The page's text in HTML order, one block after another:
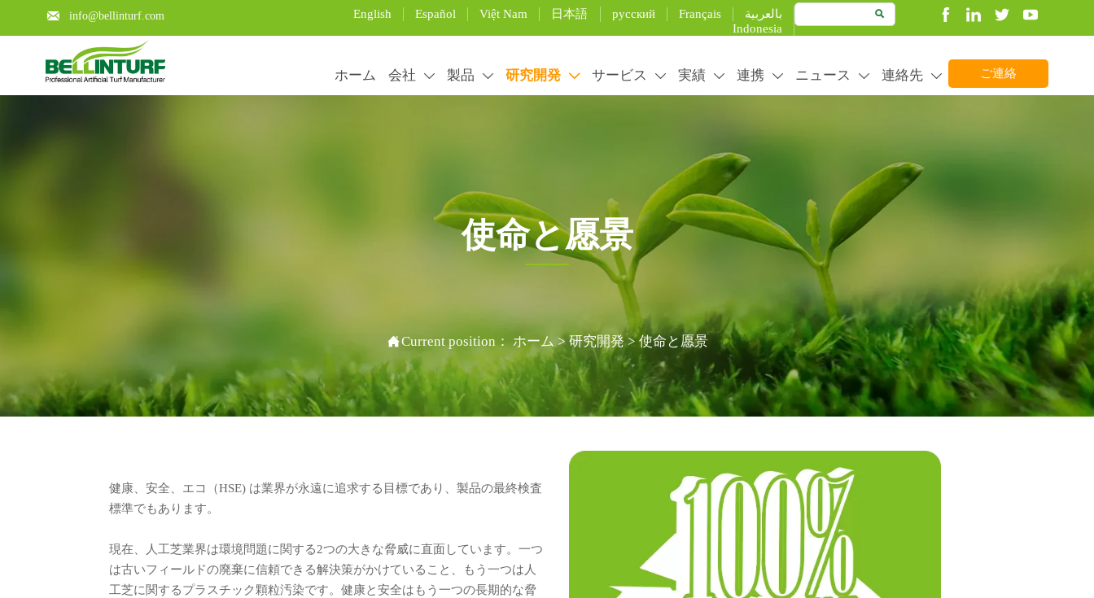
 info@bellinturf.com English Español Việt Nam 日本語 русский Français
بالعربية
Indonesia

ホーム 会社  製品  研究開発  サービス  実績  連携  ニュース  連絡先  ご連絡
使命と愿景
Using Large-scale modernized equipments guarantees the accurate production and stable&fast delivery.
Current position： ホーム > 研究開発 >使命と愿景
健康、安全、エコ（HSE) は業界が永遠に追求する目標であり、製品の最終検査
標準でもあります。
現在、人工芝業界は環境問題に関する2つの大きな脅威に直面しています。一つ
は古いフィールドの廃棄に信頼できる解決策がかけていること、もう一つは人
工芝に関するプラスチック顆粒汚染です。健康と安全はもう一つの長期的な脅